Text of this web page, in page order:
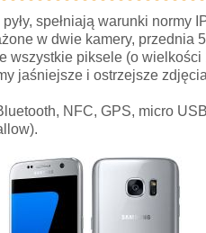
spełniają warunki normy
w dwie kamery,
wszystkie piksele (o
jaśniejsze i ostrzejsze
NFC, GPS, micro